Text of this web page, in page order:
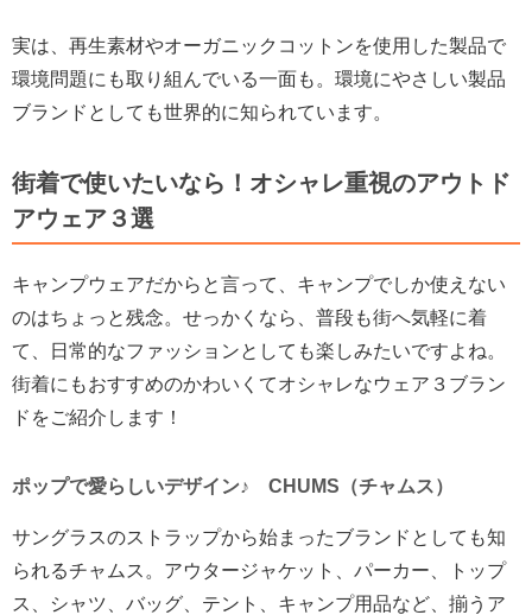
実は、再生素材やオーガニックコットンを使用した製品で
環境問題にも取り組んでいる一面も。環境にやさしい製品
ブランドとしても世界的に知られています。
街着で使いたいなら！オシャレ重視のアウトド
アウェア３選
キャンプウェアだからと言って、キャンプでしか使えない
のはちょっと残念。せっかくなら、普段も街へ気軽に着
て、日常的なファッションとしても楽しみたいですよね。
街着にもおすすめのかわいくてオシャレなウェア３ブラン
ドをご紹介します！
ポップで愛らしいデザイン♪ CHUMS（チャムス）
サングラスのストラップから始まったブランドとしても知
られるチャムス。アウタージャケット、パーカー、トップ
ス、シャツ、バッグ、テント、キャンプ用品など、揃うア